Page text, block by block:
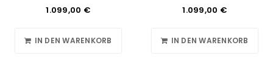
1.099,00 €
IN DEN WARENKORB
1.099,00 €
IN DEN WARENKORB